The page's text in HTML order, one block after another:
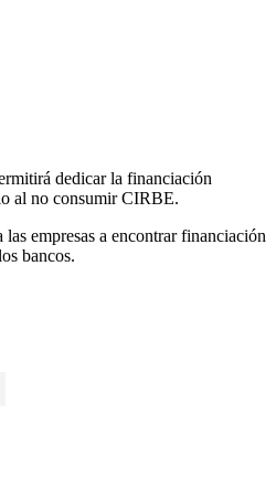
dedicar la financiación
al no consumir CIRBE.
empresas a encontrar financiación
bancos.